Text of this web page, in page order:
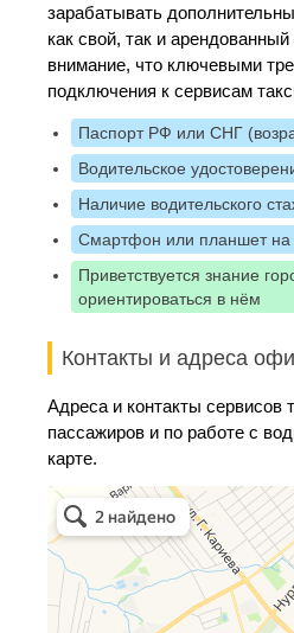
зарабатывать
как свой, так и
внимание, что ключевыми
подключения к сервисам
Паспорт РФ или СНГ
Водительское
Наличие водительского
Смартфон или планшет
Приветствуется знание
ориентироваться в нём
Контакты и адреса
Адреса и контакты сервисов
пассажиров и по работе с
карте.